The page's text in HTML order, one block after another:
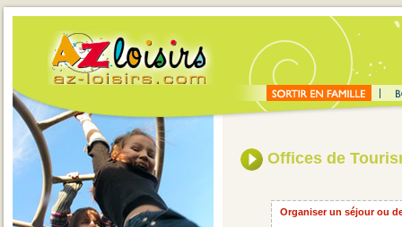
Offices de
Organiser un séjour ou